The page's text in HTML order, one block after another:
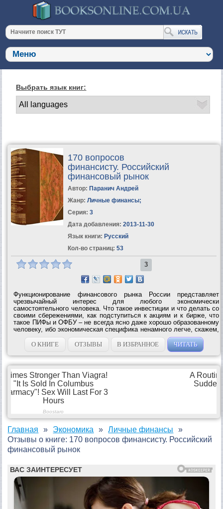
Выбрать язык книг:
170 вопросов
финансисту. Российский
финансовый рынок
Автор: Паранич Андрей
Жанр: Личные финансы;
Серия: 3
Дата добавления: 2013-11-30
Язык книги: Русский
Кол-во страниц: 53
3
Функционирование финансового рынка России представляет
чрезвычайный интерес для любого экономически
самостоятельного человека. Что такое инвестиции и что делать со
своими сбережениями, как подступиться к акциям и к бирже, что
такое ПИФы и ОФБУ – не всегда ясно даже хорошо образованному
человеку, ибо экономическая специфика ненамного легче, скажем,
медицинской или технической.В данной книге в форме ответов на
часто задаваемые...
О КНИГЕ ОТЗЫВЫ В ИЗБРАННОЕ ЧИТАТЬ
Главная Экономика
Личные финансы
Отзывы о книге: 170 вопросов финансисту. Российский
финансовый рынок